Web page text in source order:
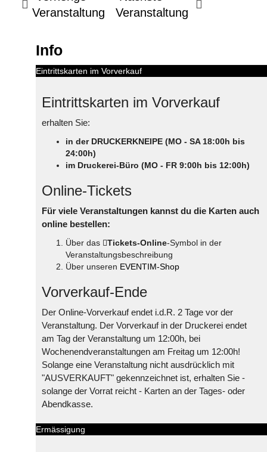
Veranstaltung
Veranstaltung
Info
Eintrittskarten im Vorverkauf
Eintrittskarten im Vorverkauf
erhalten Sie:
in der DRUCKERKNEIPE (MO - SA 18:00h bis
24:00h)
im Druckerei-Büro (MO - FR 9:00h bis 12:00h)
Online-Tickets
Für viele Veranstaltungen kannst du die Karten auch
online bestellen:
Über das Tickets-Online-Symbol in der
Veranstaltungsbeschreibung
Über unseren EVENTIM-Shop
Vorverkauf-Ende
Der Online-Vorverkauf endet i.d.R. 2 Tage vor der
Veranstaltung. Der Vorverkauf in der Druckerei endet
am Tag der Veranstaltung um 12:00h, bei
Wochenendveranstaltungen am Freitag um 12:00h!
Solange eine Veranstaltung nicht ausdrücklich mit
"AUSVERKAUFT" gekennzeichnet ist, erhalten Sie -
solange der Vorrat reicht - Karten an der Tages- oder
Abendkasse.
Ermässigung